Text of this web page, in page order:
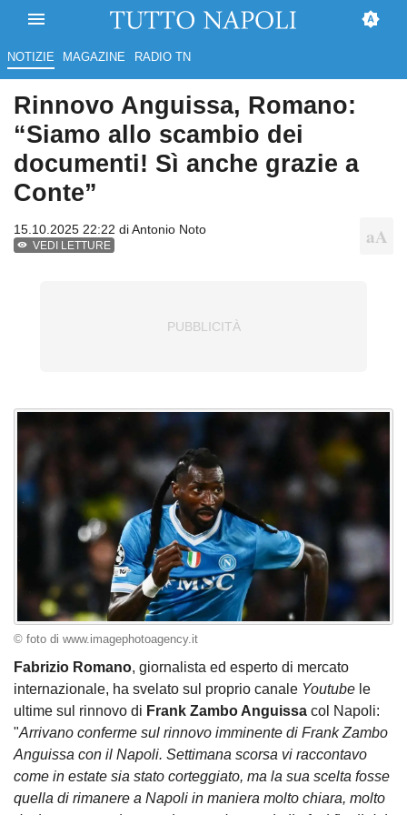
NOTIZIE MAGAZINE RADIO TN
Rinnovo Anguissa, Romano:
“Siamo allo scambio dei
documenti! Sì anche grazie a
Conte”
15.10.2025 22:22 diAntonio Noto
VEDI LETTURE
© foto di www.imagephotoagency.it
Fabrizio Romano, giornalista ed esperto di mercato
internazionale, ha svelato sul proprio canale Youtube le
ultime sul rinnovo di Frank Zambo Anguissa col Napoli:
"Arrivano conferme sul rinnovo imminente di Frank Zambo
Anguissa con il Napoli. Settimana scorsa vi raccontavo
come in estate sia stato corteggiato, ma la sua scelta fosse
quella di rimanere a Napoli in maniera molto chiara, molto